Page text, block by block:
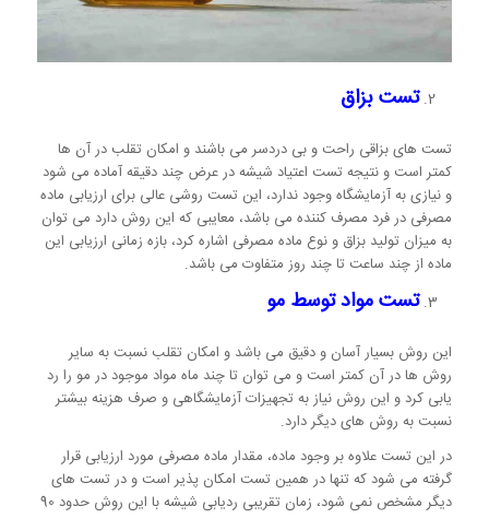
تست بزاق
تست های بزاقی راحت و بی دردسر می باشند و امکان تقلب در آن ها
کمتر است و نتیجه تست اعتیاد شیشه در عرض چند دقیقه آماده می شود
و نیازی به آزمایشگاه وجود ندارد، این تست روشی عالی برای ارزیابی ماده
مصرفی در فرد مصرف کننده می باشد، معایبی که این روش دارد می توان
به میزان تولید بزاق و نوع ماده مصرفی اشاره کرد، بازه زمانی ارزیابی این
ماده از چند ساعت تا چند روز متفاوت می باشد.
تست مواد توسط مو
این روش بسیار آسان و دقیق می باشد و امکان تقلب نسبت به سایر
روش ها در آن کمتر است و می توان تا چند ماه مواد موجود در مو را رد
یابی کرد و این روش نیاز به تجهیزات آزمایشگاهی و صرف هزینه بیشتر
نسبت به روش های دیگر دارد.
در این تست علاوه بر وجود ماده، مقدار ماده مصرفی مورد ارزیابی قرار
گرفته می شود که تنها در همین تست امکان پذیر است و در تست های
دیگر مشخص نمی شود، زمان تقریبی ردیابی شیشه با این روش حدود 90